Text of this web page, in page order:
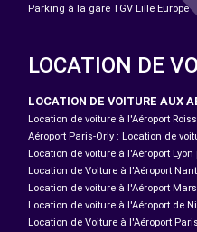
Parking à la gare TGV Lille Europe
LOCATION DE
LOCATION DE VOITURE AUX
Location de voiture à l'Aéroport
Aéroport Paris-Orly : Location de
Location de voiture à l'Aéroport
Location de Voiture à l'Aéroport
Location de voiture à l'Aéroport
Location de voiture à l'Aéroport de
Location de Voiture à l'Aéroport